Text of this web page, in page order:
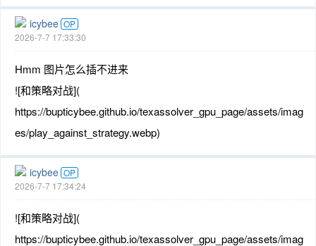
icybee OP
2026-7-7 17:33:30
Hmm 图片怎么插不进来
![和策略对战](
https://bupticybee.github.io/texassolver_gpu_page/assets/imag
es/play_against_strategy.webp)
icybee OP
2026-7-7 17:34:24
![和策略对战](
https://bupticybee.github.io/texassolver_gpu_page/assets/imag